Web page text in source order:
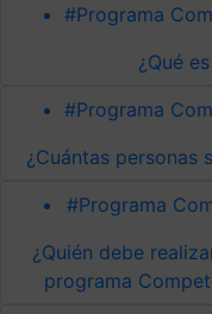
#Programa
¿Qué
#Programa
¿Cuántas personas
#Programa
¿Quién debe
programa